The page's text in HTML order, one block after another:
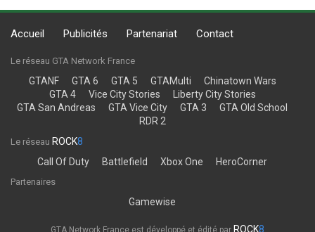
Accueil Publicités Partenariat Contact
Le réseau GTA Network France
GTANF GTA 6 GTA 5 GTAMulti
Chinatown Wars
GTA 4
Vice City Stories
Liberty City Stories
GTA San Andreas
GTA Vice City GTA 3
GTA Old School
RDR 2
Le réseau ROCK8
Call Of Duty
Battlefield Xbox One HeroCorner
Partenaires
Gamewise
ROCK8